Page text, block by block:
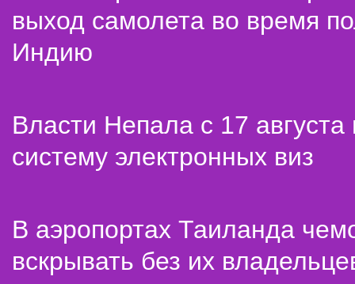
выход самолета во время
Индию
Власти Непала с 17 августа
систему электронных виз
В аэропортах Таиланда
вскрывать без их